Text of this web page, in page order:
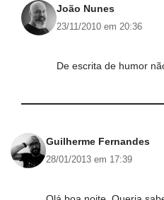
João Nunes
23/11/2010 em 20:36
De escrita de humor
Guilherme Fernandes
28/01/2013 em 17:39